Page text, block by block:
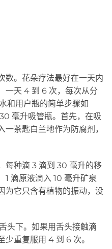
数。花朵疗法最好在一天内
一天 4 到 6 次，每次从分
和用户瓶的简单步骤如
毫升吸管瓶。首先，在吸
茶匙白兰地作为防腐剂，
每种滴 3 滴到 30 毫升的移
1 滴原液滴入 10 毫升矿泉
为它只含有植物的振动，没
头下。如果用舌头接触滴
重复服用 4 到 6 次。